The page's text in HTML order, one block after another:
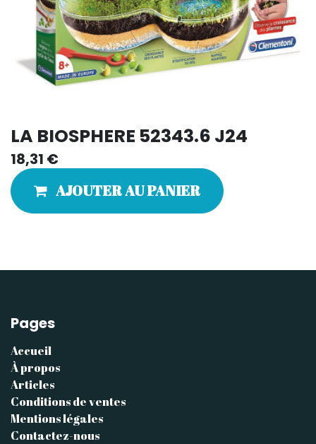
LA BIOSPHERE 52343.6 J24
18,31 €
AJOUTER AU PANIER
Pages
Accueil
À propos
Articles
Conditions de ventes
Mentions légales
Contactez-nous